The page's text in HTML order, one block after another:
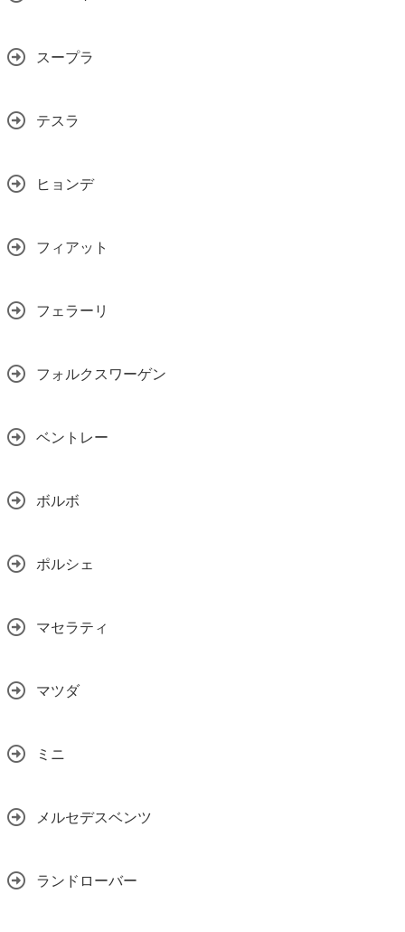
スープラ
テスラ
ヒョンデ
フィアット
フェラーリ
フォルクスワーゲン
ベントレー
ボルボ
ポルシェ
マセラティ
マツダ
ミニ
メルセデスベンツ
ランドローバー